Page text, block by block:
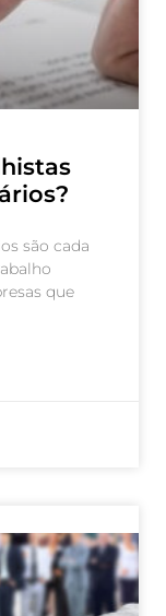
são cada
que